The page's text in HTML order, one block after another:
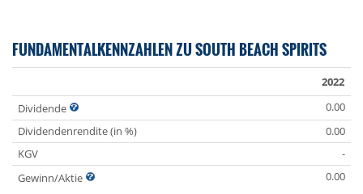
FUNDAMENTALKENNZAHLEN ZU SOUTH BEACH SPIRITS
2022
Dividende
0.00
Dividendenrendite (in %)
0.00
KGV
-
Gewinn/Aktie
0.00